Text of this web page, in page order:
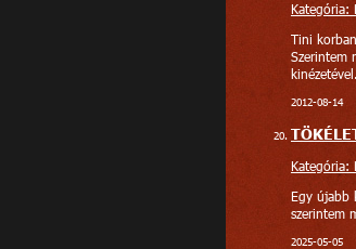
Kategória:
Tini
Szerintem
2012-08-14
Kategória:
Egy újabb
szerintem
2025-05-05